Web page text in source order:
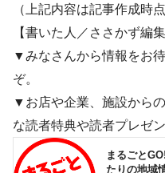
（上記内容は記事作成時
【書いた人／ささかず編集
▼みなさんから情報をお
ぞ。
▼お店や企業、施設から
な読者特典や読者プレゼ